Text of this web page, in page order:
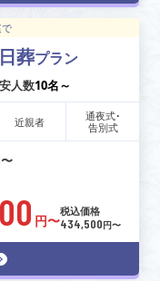
葬プラン
人数10名～
近親者
通夜式･
告別式
円〜
税込価格
434,500円〜